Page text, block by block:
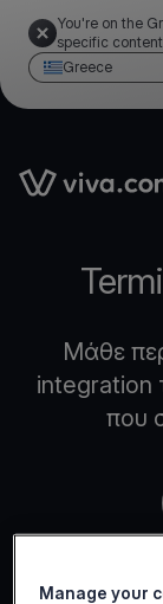
You're on the
specific content
Greece
Link to the
Μάθε
integration
που
Manage your